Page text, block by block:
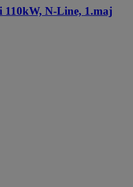
110kW, N-Line, 1.maj